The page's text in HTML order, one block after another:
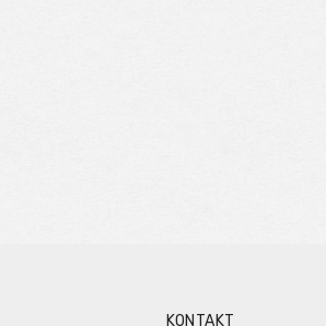
KONTAKT